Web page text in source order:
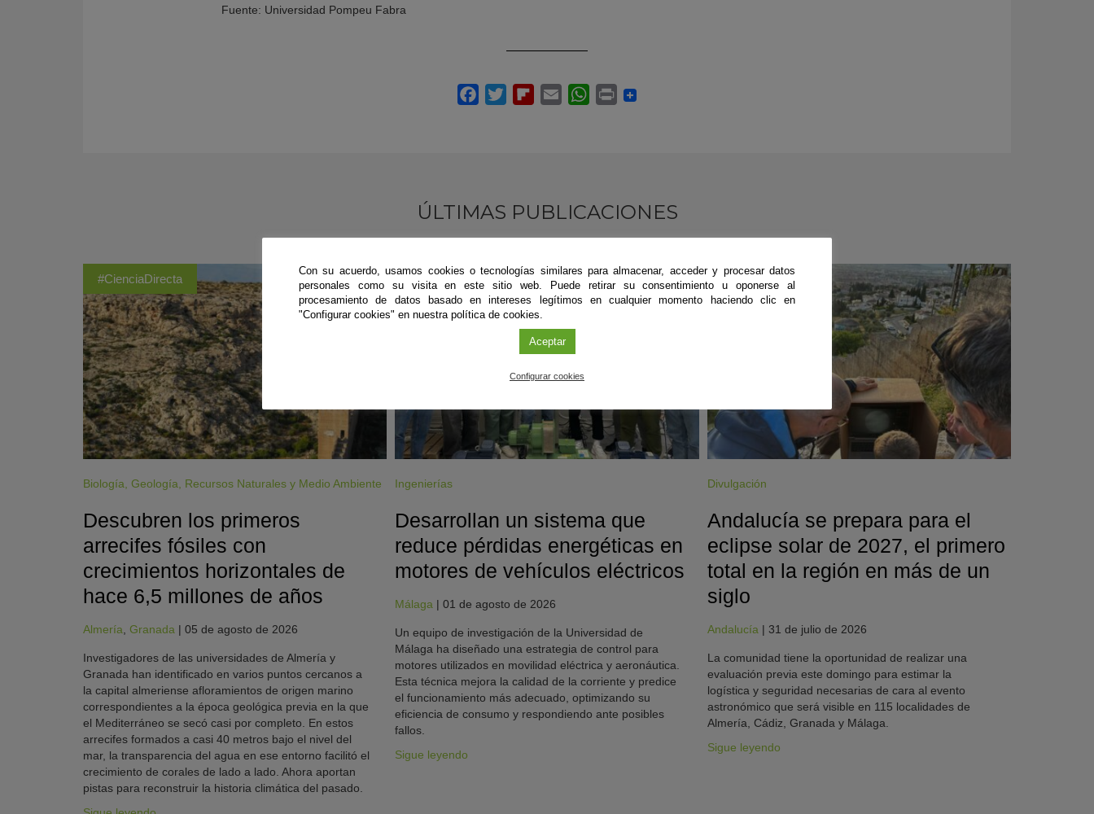
Fuente: Universidad Pompeu Fabra
ÚLTIMAS PUBLICACIONES
#CienciaDirecta
Biología Geología Recursos Naturales y Medio Ambiente
Descubren los primeros
arrecifes fósiles con
crecimientos horizontales de
hace 6,5 millones de años
Almería Granada | 05 de agosto de 2026
Investigadores de las universidades de Almería y
Granada han identificado en varios puntos cercanos a
la capital almeriense afloramientos de origen marino
correspondientes a la época geológica previa en la que
el Mediterráneo se secó casi por completo. En estos
arrecifes formados a casi 40 metros bajo el nivel del
mar, la transparencia del agua en ese entorno facilitó el
crecimiento de corales de lado a lado. Ahora aportan
pistas para reconstruir la historia climática del pasado.
#CienciaDirecta
Ingenierías
Desarrollan un sistema que
reduce pérdidas energéticas en
motores de vehículos eléctricos
Málaga |01 de agosto de 2026
Un equipo de investigación de la Universidad de
Málaga ha diseñado una estrategia de control para
motores utilizados en movilidad eléctrica y aeronáutica.
Esta técnica mejora la calidad de la corriente y predice
el funcionamiento más adecuado, optimizando su
eficiencia de consumo y respondiendo ante posibles
fallos.
Sigue leyendo
#CienciaDirecta
Divulgación
Andalucía se prepara para el
eclipse solar de 2027, el primero
total en la región en más de un
siglo
Andalucía | 31 de julio de 2026
La comunidad tiene la oportunidad de realizar una
evaluación previa este domingo para estimar la
logística y seguridad necesarias de cara al evento
astronómico que será visible en 115 localidades de
Almería, Cádiz, Granada y Málaga.
Sigue leyendo
Con su acuerdo, usamos cookies o tecnologías similares para almacenar, acceder y procesar datos
personales como su visita en este sitio web. Puede retirar su consentimiento u oponerse al
procesamiento de datos basado en intereses legítimos en cualquier momento haciendo clic en
"Configurar cookies" en nuestra política de cookies.
Aceptar
Configurar cookies